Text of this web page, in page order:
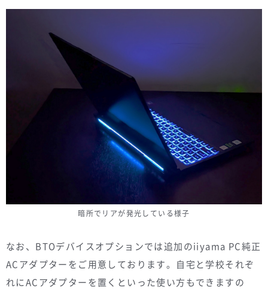
暗所でリアが発光している様子
なお、BTOデバイスオプションでは追加のiiyama PC純正
ACアダプターをご用意しております。自宅と学校それぞ
れにACアダプターを置くといった使い方もできますの